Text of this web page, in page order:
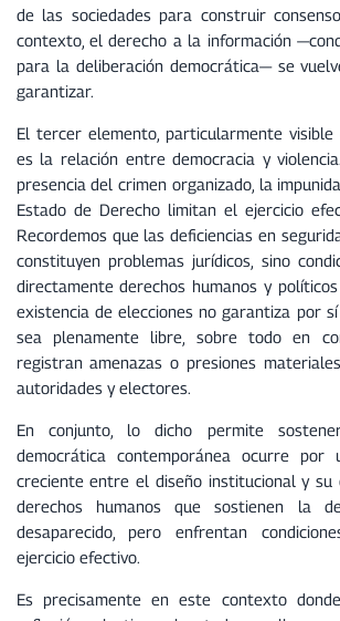
de las sociedades para construir
contexto, el derecho a la información
para la deliberación democrática— se
garantizar.
El tercer elemento, particularmente visible
es la relación entre democracia y
presencia del crimen organizado, la
Estado de Derecho limitan el ejercicio
Recordemos que las deficiencias en
constituyen problemas jurídicos, sino
directamente derechos humanos y
existencia de elecciones no garantiza por
sea plenamente libre, sobre todo en
registran amenazas o presiones
autoridades y electores.
En conjunto, lo dicho permite
democrática contemporánea ocurre por
creciente entre el diseño institucional y su
derechos humanos que sostienen la
desaparecido, pero enfrentan
ejercicio efectivo.
Es precisamente en este contexto